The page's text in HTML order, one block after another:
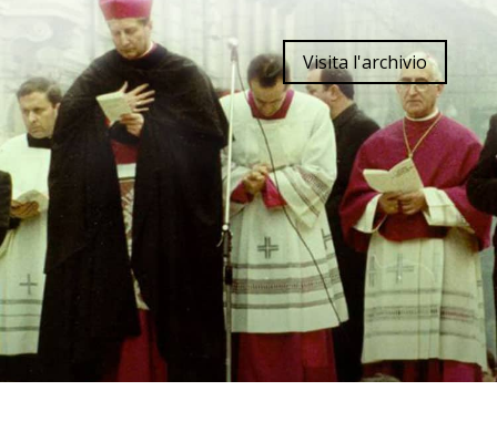
Visita l'archivio